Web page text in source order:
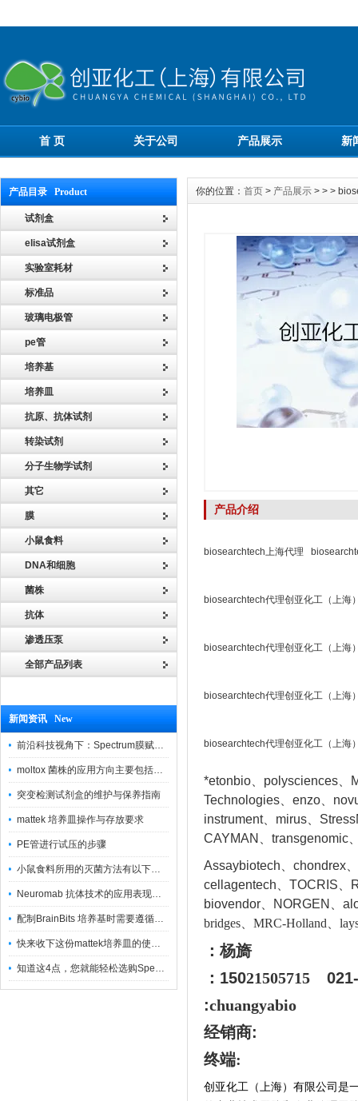
首 页 关于公司 产品展示 新
产品目录 Product
试剂盒
elisa试剂盒
实验室耗材
标准品
玻璃电极管
pe管
培养基
培养皿
抗原、抗体试剂
转染试剂
分子生物学试剂
其它
膜
小鼠食料
DNA和细胞
菌株
抗体
渗透压泵
全部产品列表
新闻资讯 New
前沿科技视角下：Spectrum膜赋能精密制造
moltox 菌株的应用方向主要包括以下几个方面
突变检测试剂盒的维护与保养指南
mattek 培养皿操作与存放要求
PE管进行试压的步骤
小鼠食料所用的灭菌方法有以下三种
Neuromab 抗体技术的应用表现在这几方面
配制BrainBits 培养基时需要遵循的原则
快来收下这份mattek培养皿的使用指南
知道这4点，您就能轻松选购Spectrum 膜
你的位置： 首页 > 产品展示 > > >
产品介绍
biosearchtech上海代理
biosearchtech代理创亚化工（上海
biosearchtech代理创亚化工（上海
biosearchtech代理创亚化工（上海
biosearchtech代理创亚化工（上海
*etonbio、polysciences、
Technologies、enzo、
instrument、mirus、
CAYMAN、transgenomic
Assaybiotech、chondrex
cellagentech、TOCRIS、
biovendor、NORGEN、a
bridges、MRC-Holland、
：杨旖
：15021505715
021-
:chuangyabio
经销商:
终端:
创亚化工（上海）有限公司是